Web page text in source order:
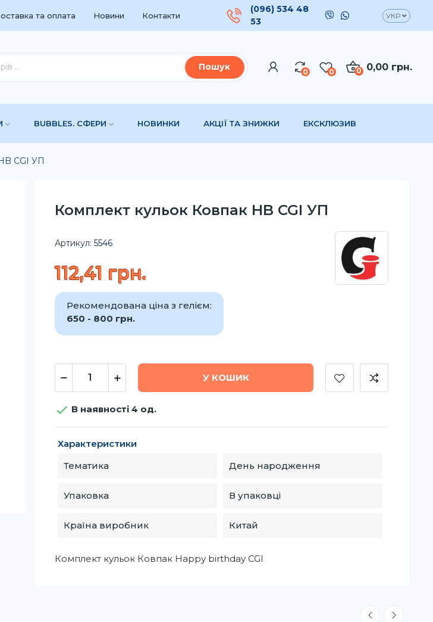
та оплата Новини Контакти
(096) 534 48
53
УКР
Пошук 0 0 0,00 грн.
0
BUBBLES. СФЕРИ НОВИНКИ АКЦІЇ ТА ЗНИЖКИ ЕКСКЛЮЗИВ
CGI УП
Комплект кульок Ковпак HB CGI УП
Артикул: 5546
112,41 грн.
Рекомендована ціна з гелієм:
650 - 800 грн.
У КОШИК
 В наявності 4 од.
Характеристики
Тематика
День народження
Упаковка В упаковці
Країна виробник Китай
Комплект кульок Ковпак Happy birthday CGI